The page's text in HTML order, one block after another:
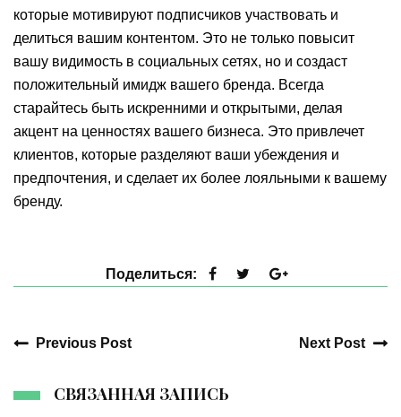
которые мотивируют подписчиков участвовать и
делиться вашим контентом. Это не только повысит
вашу видимость в социальных сетях, но и создаст
положительный имидж вашего бренда. Всегда
старайтесь быть искренними и открытыми, делая
акцент на ценностях вашего бизнеса. Это привлечет
клиентов, которые разделяют ваши убеждения и
предпочтения, и сделает их более лояльными к вашему
бренду.
Поделиться:
Previous Post Next Post
СВЯЗАННАЯ ЗАПИСЬ